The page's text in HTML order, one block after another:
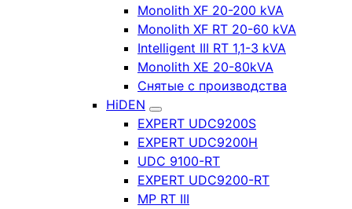
Monolith XF 20-200 kVA
Monolith XF RT 20-60 kVA
Intelligent III RT 1,1-3 kVA
Monolith XE 20-80kVA
Снятые с производства
HiDEN
EXPERT UDC9200S
EXPERT UDC9200H
UDC 9100-RT
EXPERT UDC9200-RT
MP RT III